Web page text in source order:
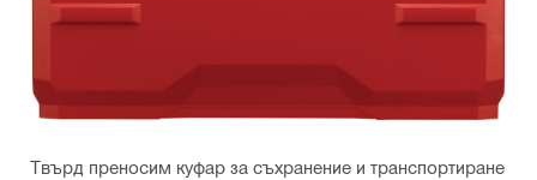
Твърд преносим куфар за съхранение и транспортиране